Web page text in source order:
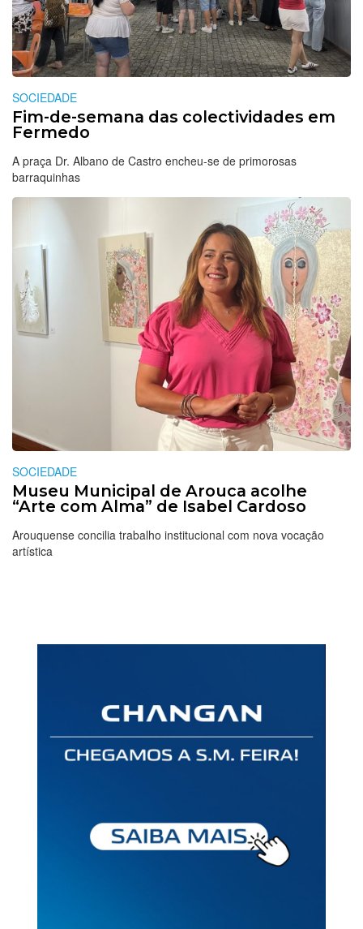
SOCIEDADE
Fim-de-semana das colectividades em
Fermedo
A praça Dr. Albano de Castro encheu-se de primorosas
barraquinhas
SOCIEDADE
Museu Municipal de Arouca acolhe
“Arte com Alma” de Isabel Cardoso
Arouquense concilia trabalho institucional com nova vocação
artística